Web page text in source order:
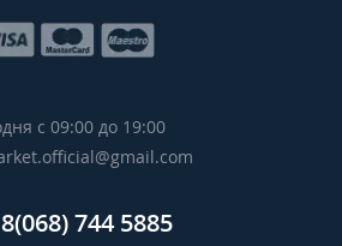
с 09:00 до 19:00
744 5885